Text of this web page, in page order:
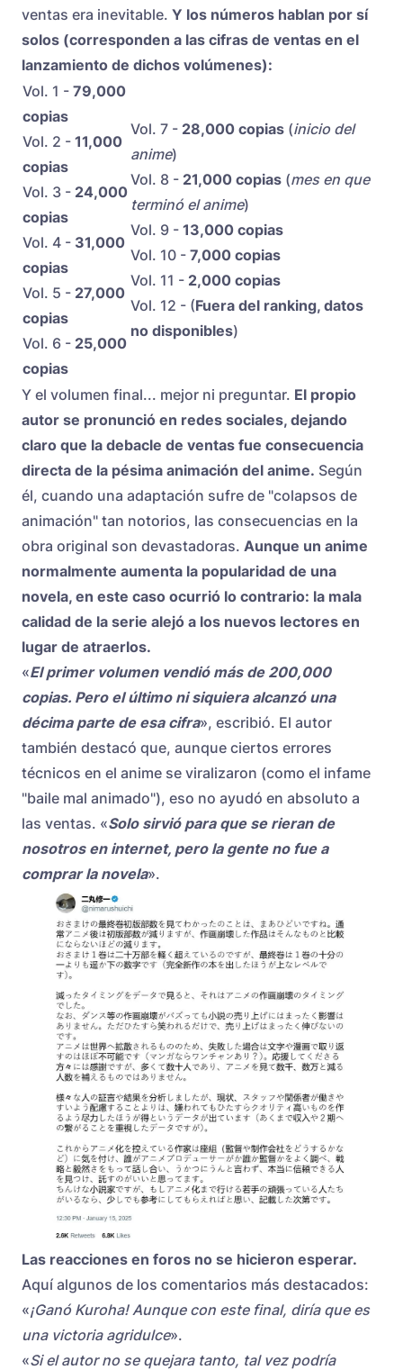
ventas era inevitable. Y los números hablan por sí
solos (corresponden a las cifras de ventas en el
lanzamiento de dichos volúmenes):
Vol. 1 - 79,000
copias
Vol. 2 - 11,000
copias
Vol. 3 - 24,000
copias
Vol. 4 - 31,000
copias
Vol. 5 - 27,000
copias
Vol. 6 - 25,000
copias
Vol. 7 - 28,000 copias (inicio del
anime)
Vol. 8 - 21,000 copias (mes en que
terminó el anime)
Vol. 9 - 13,000 copias
Vol. 10 - 7,000 copias
Vol. 11 - 2,000 copias
Vol. 12 - (Fuera del ranking, datos
no disponibles)
Y el volumen final... mejor ni preguntar. El propio
autor se pronunció en redes sociales, dejando
claro que la debacle de ventas fue consecuencia
directa de la pésima animación del anime. Según
él, cuando una adaptación sufre de "colapsos de
animación" tan notorios, las consecuencias en la
obra original son devastadoras. Aunque un anime
normalmente aumenta la popularidad de una
novela, en este caso ocurrió lo contrario: la mala
calidad de la serie alejó a los nuevos lectores en
lugar de atraerlos.
«El primer volumen vendió más de 200,000
copias. Pero el último ni siquiera alcanzó una
décima parte de esa cifra», escribió. El autor
también destacó que, aunque ciertos errores
técnicos en el anime se viralizaron (como el infame
"baile mal animado"), eso no ayudó en absoluto a
las ventas. «Solo sirvió para que se rieran de
nosotros en internet, pero la gente no fue a
comprar la novela».
Las reacciones en foros no se hicieron esperar.
Aquí algunos de los comentarios más destacados:
«¡Ganó Kuroha! Aunque con este final, diría que es
una victoria agridulce».
«Si el autor no se quejara tanto, tal vez podría